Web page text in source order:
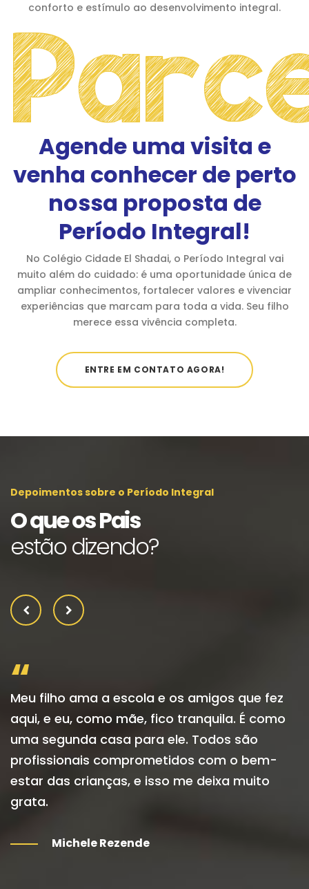
conforto e estímulo ao desenvolvimento integral.
Agende uma visita e
venha conhecer de perto
nossa proposta de
Período Integral!
No Colégio Cidade El Shadai, o Período Integral vai
muito além do cuidado: é uma oportunidade única de
ampliar conhecimentos, fortalecer valores e vivenciar
experiências que marcam para toda a vida. Seu filho
merece essa vivência completa.
ENTRE EM CONTATO AGORA!
Depoimentos sobre o Período Integral
O que os Pais
estão dizendo?
“
Meu filho ama a escola e os amigos que fez
aqui, e eu, como mãe, fico tranquila. É como
uma segunda casa para ele. Todos são
profissionais comprometidos com o bem-
estar das crianças, e isso me deixa muito
grata.
Michele Rezende